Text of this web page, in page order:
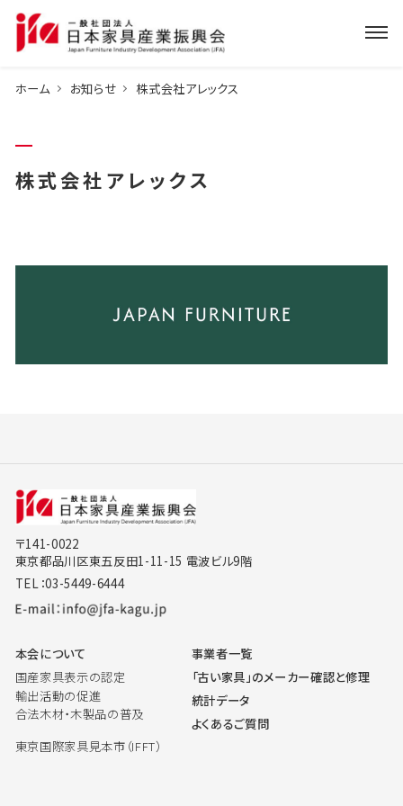
ホーム お知らせ 株式会社アレックス
株式会社アレックス
〒141-0022
東京都品川区東五反田1-11-15 電波ビル9階
TEL：03-5449-6444
本会について
国産家具表示の認定
輸出活動の促進
合法木材・木製品の普及
東京国際家具見本市（IFFT）
事業者一覧
「古い家具」のメーカー確認と修理
統計データ
よくあるご質問